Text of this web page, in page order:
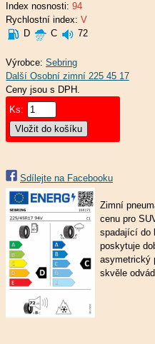
Index nosnosti: 94
Rychlostní index: V
D
C 72
Výrobce: Sebring
Ceny jsou s DPH.
Ks:
Sdílejte na Facebooku
Zimní
cenu pro
spadající do
poskytuje
asymetrický
skvěle